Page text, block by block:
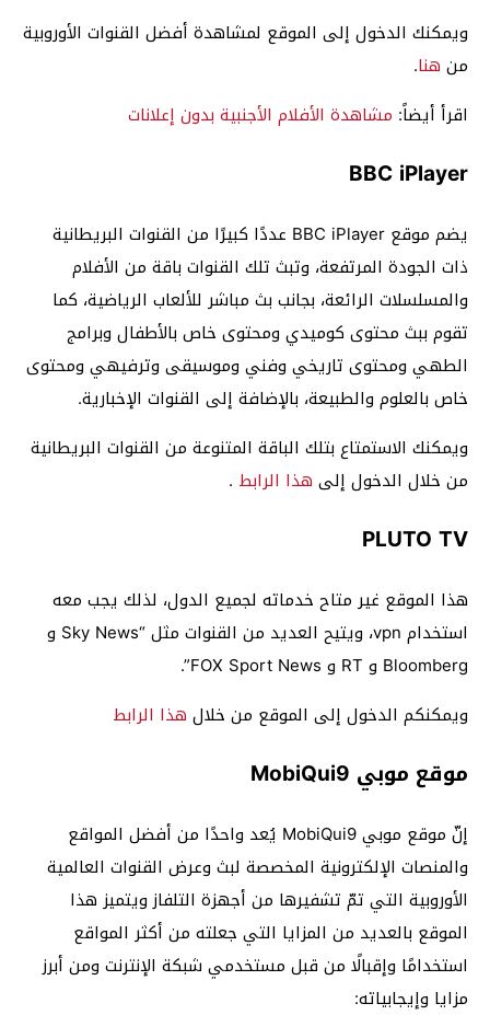
ويمكنك الدخول إلى الموقع لمشاهدة أفضل القنوات الأوروبية
من هنا.
اقرأ أيضاً: مشاهدة الأفلام الأجنبية بدون إعلانات
BBC iPlayer
يضم موقع BBC iPlayer عددًا كبيرًا من القنوات البريطانية
ذات الجودة المرتفعة، وتبث تلك القنوات باقة من الأفلام
والمسلسلات الرائعة، بجانب بث مباشر للألعاب الرياضية، كما
تقوم ببث محتوى كوميدي ومحتوى خاص بالأطفال وبرامج
الطهي ومحتوى تاريخي وفني وموسيقى وترفيهي ومحتوى
خاص بالعلوم والطبيعة، بالإضافة إلى القنوات الإخبارية.
ويمكنك الاستمتاع بتلك الباقة المتنوعة من القنوات البريطانية
من خلال الدخول إلى هذا الرابط .
PLUTO TV
هذا الموقع غير متاح خدماته لجميع الدول، لذلك يجب معه
استخدام vpn، ويتيح العديد من القنوات مثل “Sky News و
Bloomberg و RT و FOX Sport News”.
ويمكنكم الدخول إلى الموقع من خلال هذا الرابط
موقع موبي MobiQui9
إنّ موقع موبي MobiQui9 يُعد واحدًا من أفضل المواقع
والمنصات الإلكترونية المخصصة لبث وعرض القنوات العالمية
الأوروبية التي تمّ تشفيرها من أجهزة التلفاز ويتميز هذا
الموقع بالعديد من المزايا التي جعلته من أكثر المواقع
استخدامًا وإقبالًا من قبل مستخدمي شبكة الإنترنت ومن أبرز
مزايا وإيجابياته: